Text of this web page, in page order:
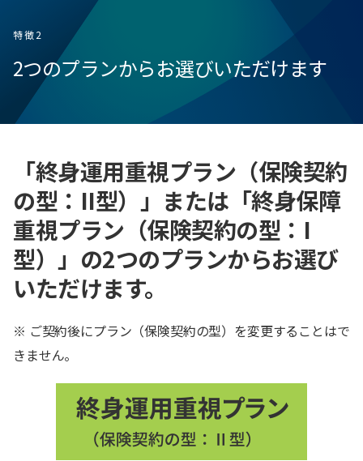
特徴2
2つのプランからお選びいただけます
「終身運用重視プラン（保険契約
の型：II型）」または「終身保障
重視プラン（保険契約の型：I
型）」の2つのプランからお選び
いただけます。
※ ご契約後にプラン（保険契約の型）を変更することはで
きません。